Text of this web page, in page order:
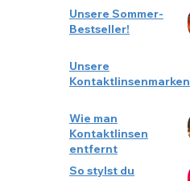
Unsere Sommer-
Bestseller!
Unsere
Kontaktlinsenmarken
Wie man
Kontaktlinsen
entfernt
So stylst du